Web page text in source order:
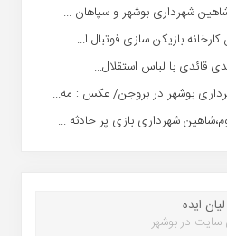
شهردارى بوشهر و سپاهان ...
بازیکن سازی فوتبال ا...
قائدی با لباس استقلال...
بوشهر در بروجن/ عکس : مه...
شهرداری بازی پر حادثه ...
لیان ایده
در بوشهر